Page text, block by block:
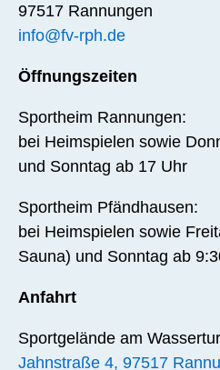
97517 Rannungen
info@fv-rph.de
Öffnungszeiten
Sportheim Rannungen:
bei Heimspielen sowie
und Sonntag ab 17 Uhr
Sportheim Pfändhausen:
bei Heimspielen sowie
Sauna) und Sonntag ab
Anfahrt
Sportgelände am
Jahnstraße 4, 97517